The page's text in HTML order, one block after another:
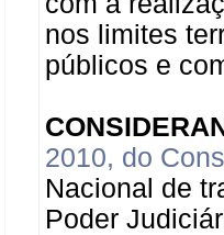
nos limites
públicos e
2010, do
Nacional de
Poder